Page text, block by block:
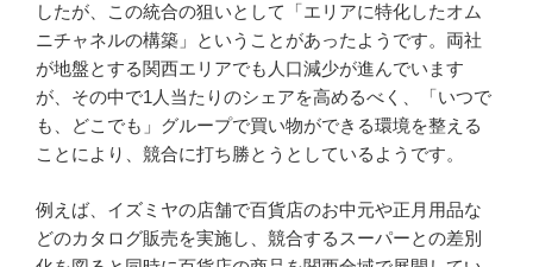
したが、この統合の狙いとして「エリアに特化したオム
ニチャネルの構築」ということがあったようです。両社
が地盤とする関西エリアでも人口減少が進んでいます
が、その中で1人当たりのシェアを高めるべく、「いつで
も、どこでも」グループで買い物ができる環境を整える
ことにより、競合に打ち勝とうとしているようです。
例えば、イズミヤの店舗で百貨店のお中元や正月用品な
どのカタログ販売を実施し、競合するスーパーとの差別